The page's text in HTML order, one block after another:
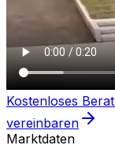
Kostenloses
vereinbaren
Marktdaten